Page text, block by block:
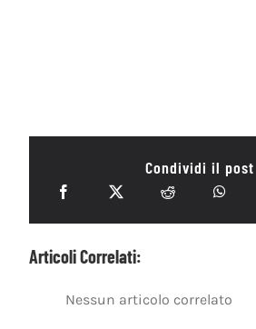
Condividi il post
Articoli Correlati:
Nessun articolo correlato